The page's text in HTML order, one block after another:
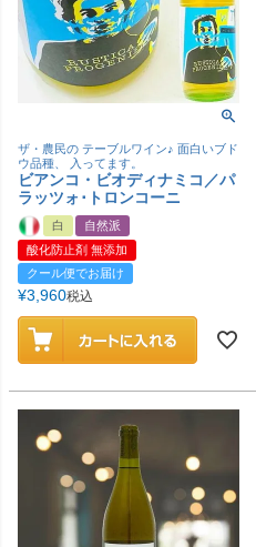
ザ・農民の テーブルワイン♪ 面白いブド
ウ品種、 入ってます。
ビアンコ・ビオディナミコ／パ
ラッツォ･トロンコーニ
白
自然派
酸化防止剤 無添加
クール便でお届け
¥3,960税込